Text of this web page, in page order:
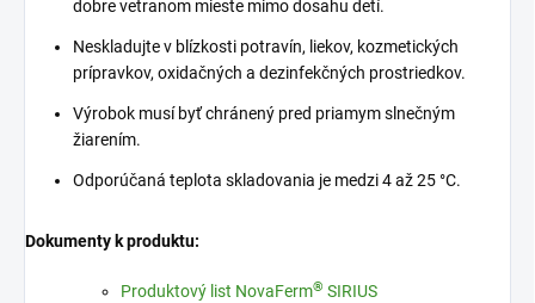
dobre vetranom mieste mimo dosahu detí.
Neskladujte v blízkosti potravín, liekov, kozmetických
prípravkov, oxidačných a dezinfekčných prostriedkov.
Výrobok musí byť chránený pred priamym slnečným
žiarením.
Odporúčaná teplota skladovania je medzi 4 až 25 °C.
Dokumenty k produktu:
Produktový list NovaFerm® SIRIUS